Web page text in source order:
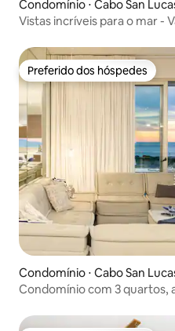
Condomínio ⋅ Cabo San
Vistas incríveis para o mar -
Preferido dos hóspedes
Preferido dos hóspedes
Condomínio ⋅ Cabo San
Condomínio com 3 quartos,